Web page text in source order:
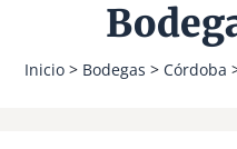
Inicio> Bodegas > Córdoba